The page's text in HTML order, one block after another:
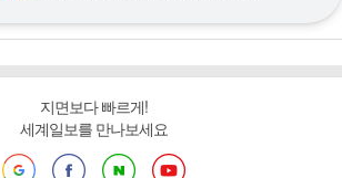
지면보다 빠르게!
세계일보를 만나보세요